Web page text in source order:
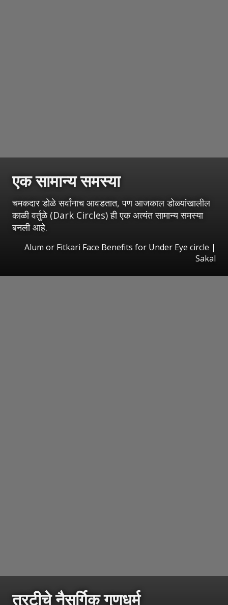
एक सामान्य समस्या
चमकदार डोळे सर्वांनाच आवडतात, पण आजकाल डोळ्यांखालील
काळी वर्तुळे (Dark Circles) ही एक अत्यंत सामान्य समस्या
बनली आहे.
Alum or Fitkari Face Benefits for Under Eye circle |
Sakal
तुरटीचे नैसर्गिक गुणधर्म